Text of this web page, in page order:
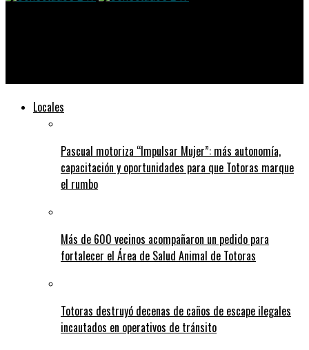
Locales
Pascual motoriza “Impulsar Mujer”: más autonomía,
capacitación y oportunidades para que Totoras marque
el rumbo
Más de 600 vecinos acompañaron un pedido para
fortalecer el Área de Salud Animal de Totoras
Totoras destruyó decenas de caños de escape ilegales
incautados en operativos de tránsito